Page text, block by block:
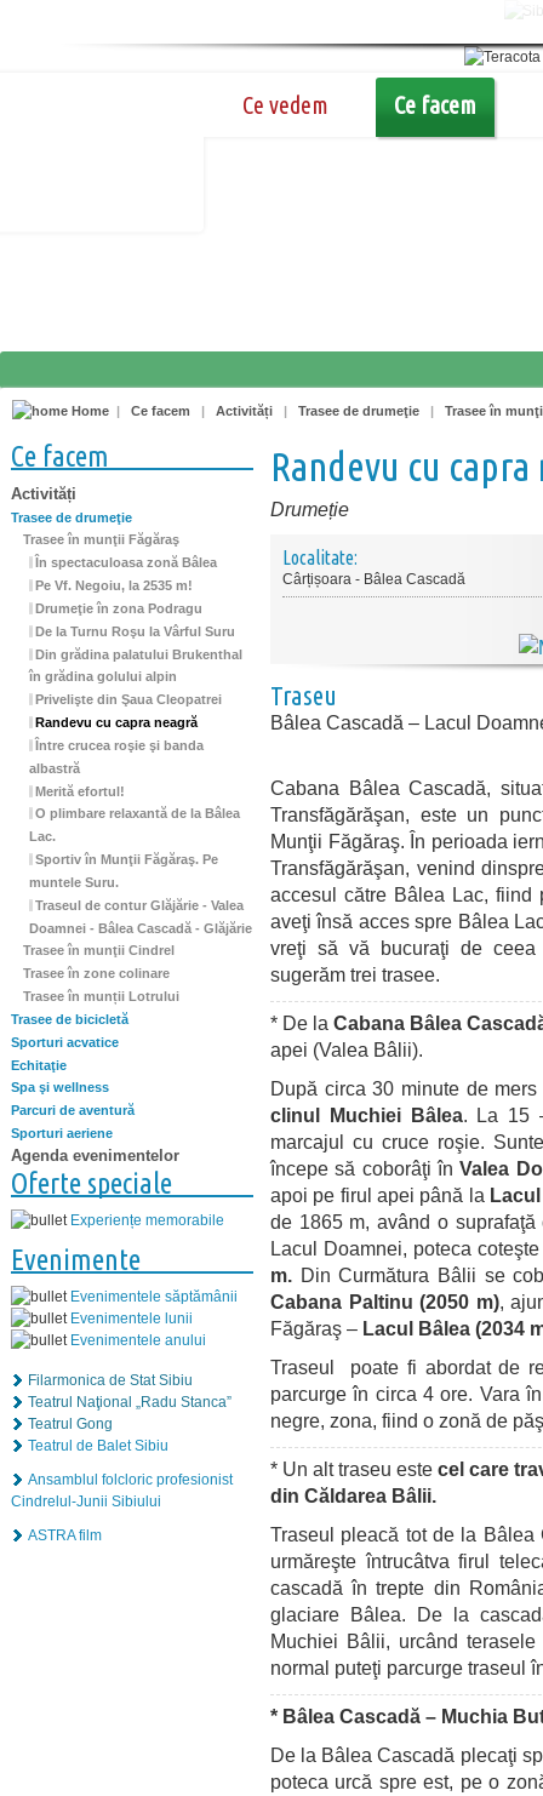
Ce vedem Ce facem
Home | Ce facem | Activități | Trasee de drumeţie | Trasee în
Ce facem
Activități
Trasee de drumeţie
Trasee în munţii Făgăraş
În spectaculoasa zonă Bâlea
Pe Vf. Negoiu, la 2535 m!
Drumeţie în zona Podragu
De la Turnu Roşu la Vârful Suru
Din grădina palatului Brukenthal
în grădina golului alpin
Privelişte din Şaua Cleopatrei
Randevu cu capra neagră
Între crucea roşie şi banda
albastră
Merită efortul!
O plimbare relaxantă de la Bâlea
Lac.
Sportiv în Munţii Făgăraş. Pe
muntele Suru.
Traseul de contur Glăjărie - Valea
Doamnei - Bâlea Cascadă - Glăjărie
Trasee în munţii Cindrel
Trasee în zone colinare
Trasee în munții Lotrului
Trasee de bicicletă
Sporturi acvatice
Echitaţie
Spa şi wellness
Parcuri de aventură
Sporturi aeriene
Agenda evenimentelor
Oferte speciale
Experiențe memorabile
Evenimente
Evenimentele săptămânii
Evenimentele lunii
Evenimentele anului
Filarmonica de Stat Sibiu
Teatrul Naţional „Radu Stanca”
Teatrul Gong
Teatrul de Balet Sibiu
Ansamblul folcloric profesionist
Cindrelul-Junii Sibiului
ASTRA film
Randevu cu
Drumeție
Localitate:
Cârțișoara - Bâlea Cascadă
Traseu
Bâlea Cascadă – Lacul
Cabana Bâlea Cascadă,
Transfăgărăşan, este un
Munţii Făgăraş. În perioada
Transfăgărăşan, venind
accesul către Bâlea Lac,
aveţi însă acces spre Bâlea
vreţi să vă bucuraţi de
sugerăm trei trasee.
* De la Cabana Bâlea
apei (Valea Bâlii).
După circa 30 minute de
clinul Muchiei Bâlea. La 15
marcajul cu cruce roşie.
începe să coborâţi înValea
apoi pe firul apei până la
de 1865 m, având o
Lacul Doamnei, poteca
m. Din Curmătura Bâlii se
Cabana Paltinu (2050 m),
Făgăraş – Lacul Bâlea (2034
Traseul poate fi abordat de
parcurge în circa 4 ore. Vara
negre, zona, fiind o zonă de
* Un alt traseu este cel care
din Căldarea Bâlii.
Traseul pleacă tot de la
urmăreşte întrucâtva firul
cascadă în trepte din
glaciare Bâlea. De la
Muchiei Bâlii, urcând
normal puteţi parcurge traseul
* Bâlea Cascadă – Muchia
De la Bâlea Cascadă plecaţi
poteca urcă spre est, pe o